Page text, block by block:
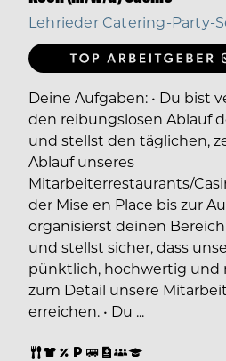
Lehrieder Catering-Party-
Deine Aufgaben: • Du bist
den reibungslosen Ablauf
und stellst den täglichen,
Ablauf unseres
Mitarbeiterrestaurants/
der Mise en Place bis zur
organisierst deinen
und stellst sicher, dass
pünktlich, hochwertig und
zum Detail unsere
erreichen. • Du ...